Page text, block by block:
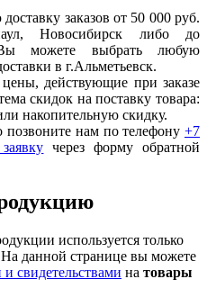
заказов от 50 000 руб.
Новосибирск либо до
можете выбрать любую
в г.Альметьевск.
действующие при заказе
скидок на поставку товара:
накопительную скидку.
позвоните нам по телефону +7
через форму обратной
используется только
На данной странице вы можете
свидетельствами на товары